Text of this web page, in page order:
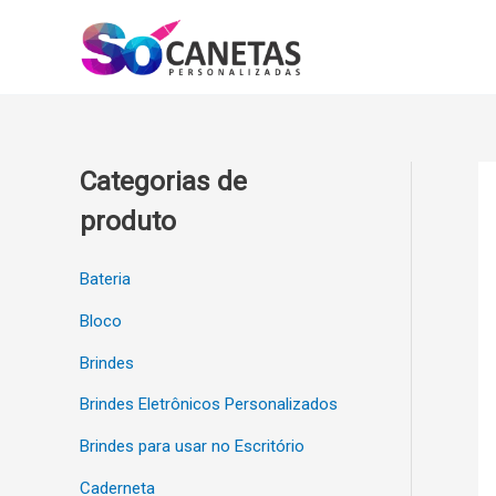
Categorias de
produto
Bateria
Bloco
Brindes
Brindes Eletrônicos Personalizados
Brindes para usar no Escritório
Caderneta